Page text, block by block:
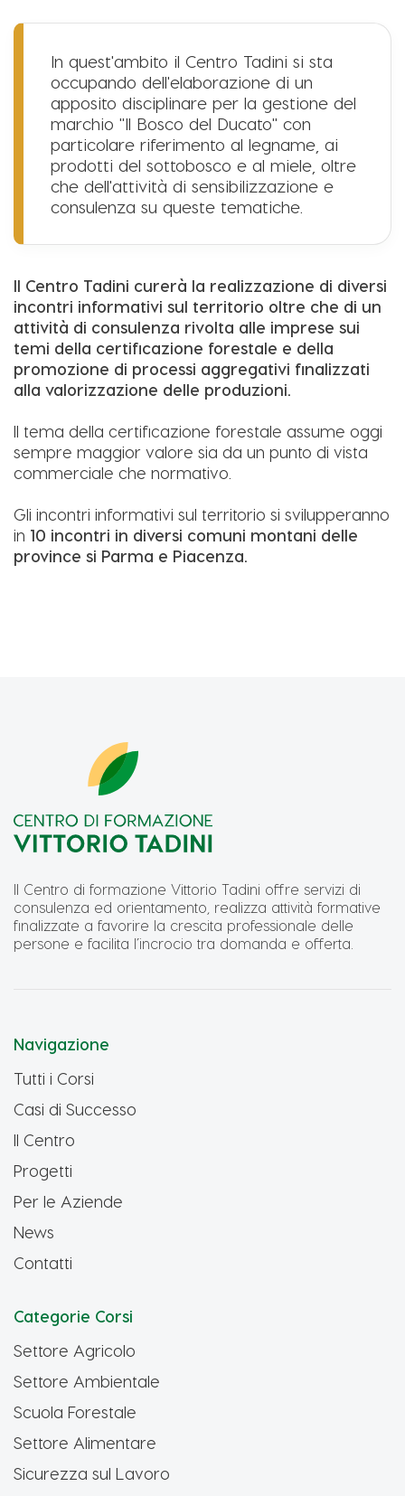
In quest'ambito il Centro Tadini si sta
occupando dell'elaborazione di un
apposito disciplinare per la gestione del
marchio "Il Bosco del Ducato" con
particolare riferimento al legname, ai
prodotti del sottobosco e al miele, oltre
che dell'attività di sensibilizzazione e
consulenza su queste tematiche.
Il Centro Tadini curerà la realizzazione di diversi
incontri informativi sul territorio oltre che di un
attività di consulenza rivolta alle imprese sui
temi della certificazione forestale e della
promozione di processi aggregativi finalizzati
alla valorizzazione delle produzioni.
Il tema della certificazione forestale assume oggi
sempre maggior valore sia da un punto di vista
commerciale che normativo.
Gli incontri informativi sul territorio si svilupperanno
in 10 incontri in diversi comuni montani delle
province si Parma e Piacenza.
Il Centro di formazione Vittorio Tadini offre servizi di
consulenza ed orientamento, realizza attività formative
finalizzate a favorire la crescita professionale delle
persone e facilita l’incrocio tra domanda e offerta.
Navigazione
Tutti i Corsi
Casi di Successo
Il Centro
Progetti
Per le Aziende
News
Contatti
Categorie Corsi
Settore Agricolo
Settore Ambientale
Scuola Forestale
Settore Alimentare
Sicurezza sul Lavoro